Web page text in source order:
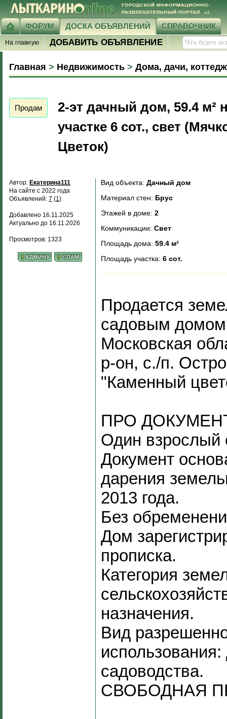
ФОРУМ ДОСКА ОБЪЯВЛЕНИЙ СПРАВОЧНИК
На главную ДОБАВИТЬ ОБЪЯВЛЕНИЕ
Главная > Недвижимость > Дома, дачи,
Продам
2-эт дачный дом, 59.4 м²
участке 6 сот., свет
Цветок)
Автор: Екатерина111
На сайте с 2022 года
Объявлений: 7 (1)
Добавлено 16.11.2025
Актуально до 16.11.2026
Просмотров: 1323
Вид объекта: Дачный дом
Материал стен: Брус
Этажей в доме: 2
Коммуникации: Свет
Площадь дома: 59.4 м²
Площадь участка: 6 сот.
Продается
садовым
Московская
р-он, с./п.
"Каменный
ПРО
Один взрослый
Документ
дарения
2013 года.
Без
Дом
прописка.
Категория
назначения.
Вид
садоводства.
СВОБОДНАЯ